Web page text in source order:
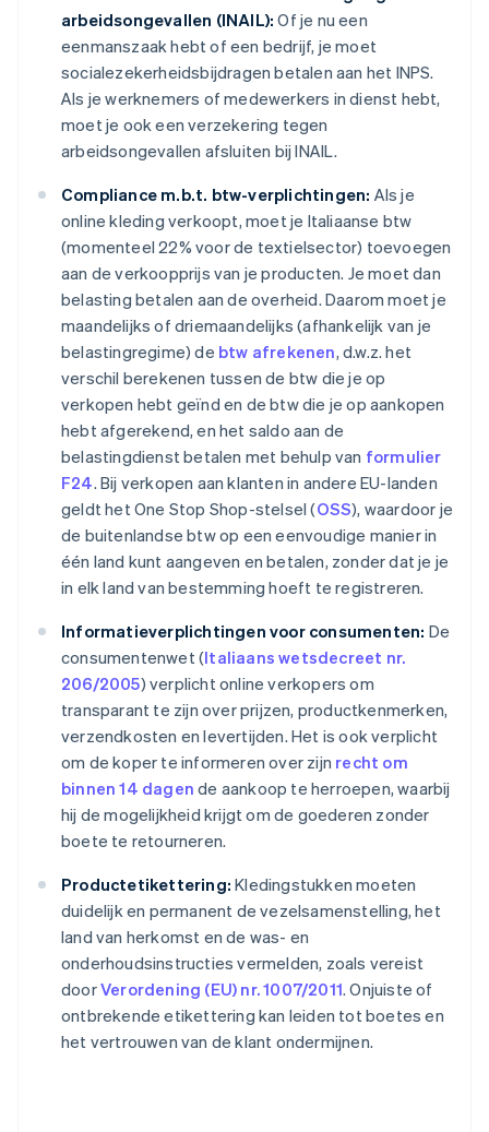
arbeidsongevallen (INAIL): Of je nu een
eenmanszaak hebt of een bedrijf, je moet
socialezekerheidsbijdragen betalen aan het INPS.
Als je werknemers of medewerkers in dienst hebt,
moet je ook een verzekering tegen
arbeidsongevallen afsluiten bij INAIL.
Compliance m.b.t. btw-verplichtingen: Als je
online kleding verkoopt, moet je Italiaanse btw
(momenteel 22% voor de textielsector) toevoegen
aan de verkoopprijs van je producten. Je moet dan
belasting betalen aan de overheid. Daarom moet je
maandelijks of driemaandelijks (afhankelijk van je
belastingregime) de btw afrekenen, d.w.z. het
verschil berekenen tussen de btw die je op
verkopen hebt geïnd en de btw die je op aankopen
hebt afgerekend, en het saldo aan de
belastingdienst betalen met behulp van formulier
F24. Bij verkopen aan klanten in andere EU-landen
geldt het One Stop Shop-stelsel (OSS), waardoor je
de buitenlandse btw op een eenvoudige manier in
één land kunt aangeven en betalen, zonder dat je je
in elk land van bestemming hoeft te registreren.
Informatieverplichtingen voor consumenten: De
consumentenwet (Italiaans wetsdecreet nr.
206/2005) verplicht online verkopers om
transparant te zijn over prijzen, productkenmerken,
verzendkosten en levertijden. Het is ook verplicht
om de koper te informeren over zijn recht om
binnen 14 dagen de aankoop te herroepen, waarbij
hij de mogelijkheid krijgt om de goederen zonder
boete te retourneren.
Productetikettering: Kledingstukken moeten
duidelijk en permanent de vezelsamenstelling, het
land van herkomst en de was- en
onderhoudsinstructies vermelden, zoals vereist
doorVerordening (EU) nr. 1007/2011. Onjuiste of
ontbrekende etikettering kan leiden tot boetes en
het vertrouwen van de klant ondermijnen.